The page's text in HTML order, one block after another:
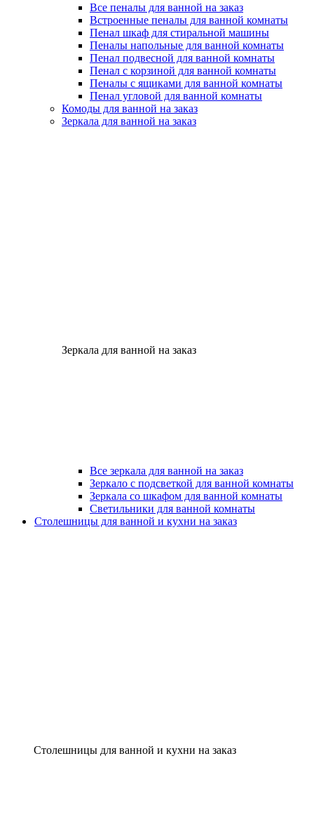
Все пеналы для ванной на заказ
Встроенные пеналы для ванной комнаты
Пенал шкаф для стиральной машины
Пеналы напольные для ванной комнаты
Пенал подвесной для ванной комнаты
Пенал с корзиной для ванной комнаты
Пеналы с ящиками для ванной комнаты
Пенал угловой для ванной комнаты
Комоды для ванной на заказ
Зеркала для ванной на заказ
Зеркала для ванной на заказ
Все зеркала для ванной на заказ
Зеркало с подсветкой для ванной комнаты
Зеркала со шкафом для ванной комнаты
Светильники для ванной комнаты
Столешницы для ванной и кухни на заказ
Столешницы для ванной и кухни на заказ